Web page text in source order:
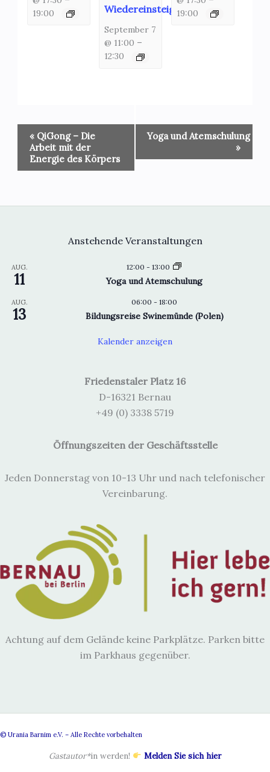
19:00
Wiedereinsteiger!
September 7
@ 11:00 –
12:30
19:00
Veranstaltung-
Navigation
«QiGong – Die
Arbeit mit der
Energie des Körpers
Yoga und Atemschulung
»
Anstehende Veranstaltungen
AUG.
11
12:00 - 13:00
Yoga und Atemschulung
AUG.
13
06:00 - 18:00
Bildungsreise Swinemünde (Polen)
Kalender anzeigen
Friedenstaler Platz 16
D-16321 Bernau
+49 (0) 3338 5719
Öffnungszeiten der Geschäftsstelle
Jeden Donnerstag von 10-13 Uhr und nach telefonischer
Vereinbarung.
Achtung auf dem Gelände keine Parkplätze. Parken bitte
im Parkhaus gegenüber.
© Urania Barnim e.V. – Alle Rechte vorbehalten
Gastautor*in werden! Melden Sie sich hier